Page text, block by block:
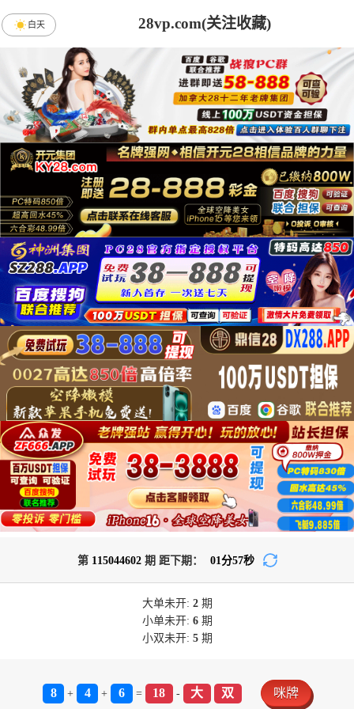
28vp.com(关注收藏)
白天
第 115044602期 距下期： 01 分57秒
大单未开: 2期
小单未开: 6期
小双未开: 5期
8 + 4 + 6 = 18 - 大 双 咪牌